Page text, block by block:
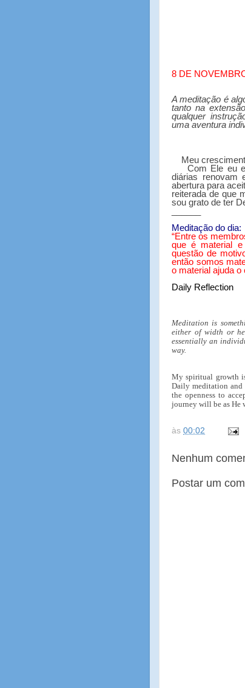
8 DE
A meditação é
tanto na
qualquer
uma aventura
Meu
Com Ele eu
diárias renovam
abertura para
reiterada de que
sou grato de ter
Meditação do dia:
“Entre os
que é material
questão de
então somos
o material ajuda o
Daily Reflection
Meditation is
either of width or
essentially an
way.
My spiritual growth
Daily meditation and
the openness to
journey will be as He
às 00:02
Nenhum
Postar um